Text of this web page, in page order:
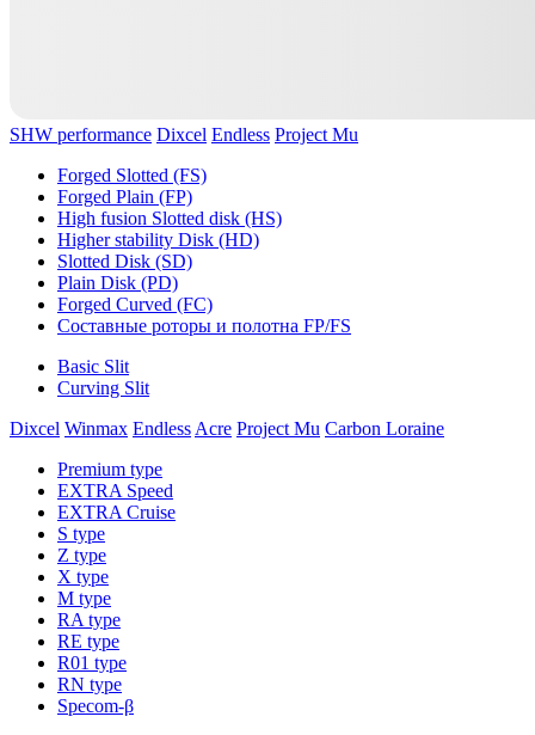
SHW performance Dixcel Endless Project Mu
Forged Slotted (FS)
Forged Plain (FP)
High fusion Slotted disk (HS)
Higher stability Disk (HD)
Slotted Disk (SD)
Plain Disk (PD)
Forged Curved (FC)
Составные роторы и полотна FP/FS
Basic Slit
Curving Slit
Dixcel Winmax Endless Acre Project Mu Carbon Loraine
Premium type
EXTRA Speed
EXTRA Cruise
S type
Z type
X type
M type
RA type
RE type
R01 type
RN type
Specom-β